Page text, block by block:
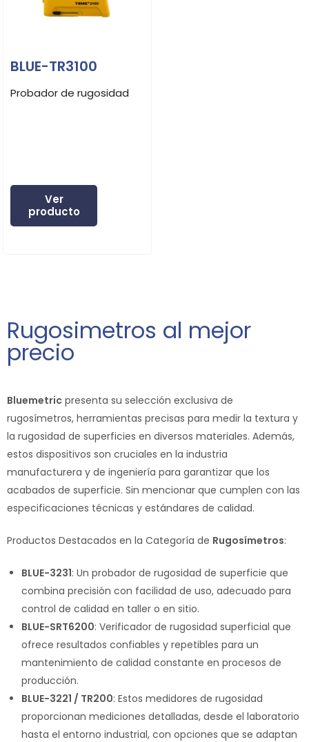
BLUE-TR3100
Probador de rugosidad
Ver
producto
Rugosimetros al mejor
precio
Bluemetric presenta su selección exclusiva de
rugosímetros, herramientas precisas para medir la textura y
la rugosidad de superficies en diversos materiales. Además,
estos dispositivos son cruciales en la industria
manufacturera y de ingeniería para garantizar que los
acabados de superficie. Sin mencionar que cumplen con las
especificaciones técnicas y estándares de calidad.
Productos Destacados en la Categoría de Rugosímetros:
BLUE-3231: Un probador de rugosidad de superficie que
combina precisión con facilidad de uso, adecuado para
control de calidad en taller o en sitio.
BLUE-SRT6200: Verificador de rugosidad superficial que
ofrece resultados confiables y repetibles para un
mantenimiento de calidad constante en procesos de
producción.
BLUE-3221 / TR200: Estos medidores de rugosidad
proporcionan mediciones detalladas, desde el laboratorio
hasta el entorno industrial, con opciones que se adaptan